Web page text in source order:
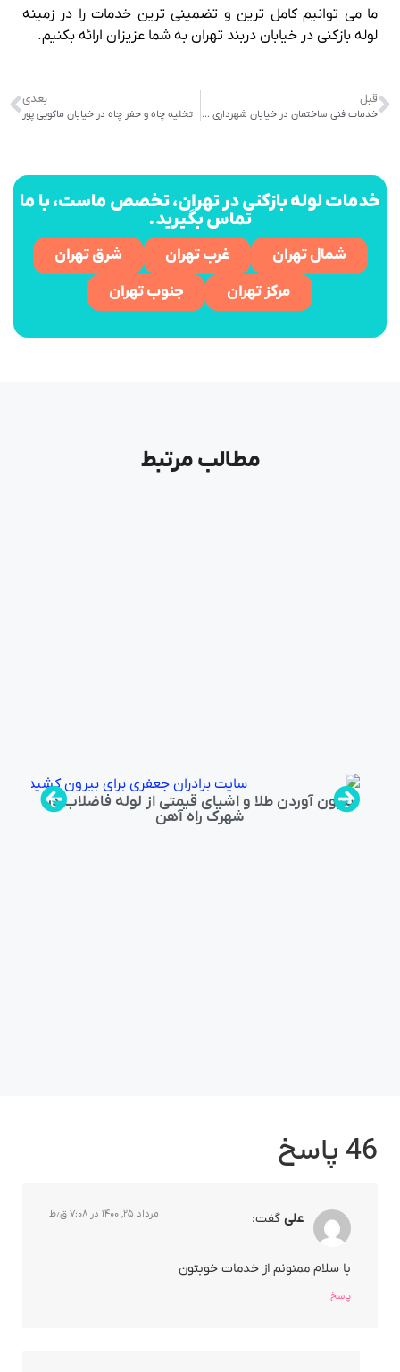
ما می توانیم کامل ترین و تضمینی ترین خدمات را در زمینه
لوله بازکنی در خیابان دربند تهران به شما عزیزان ارائه بکنیم.
قبل
خدمات فنی ساختمان در خیابان شهرداری تجریش
بعدی
تخلیه چاه و حفر چاه در خیابان ماکویی پور
خدمات لوله بازکنی در تهران، تخصص ماست، با ما
تماس بگیرید.
شمال تهران غرب تهران
شرق تهران
مرکز تهران
جنوب تهران
مطالب مرتبط
بیرون آوردن طلا و اشیای قیمتی از لوله فاضلاب در
شهرک راه‌ آهن
46 پاسخ
علی گفت: مرداد ۲۵, ۱۴۰۰ در ۷:۰۸ ق٫ظ
با سلام ممنونم از خدمات خوبتون
پاسخ